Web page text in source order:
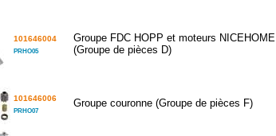
101646004
PRHO05
Groupe FDC HOPP et moteurs NICEHOME
(Groupe de pièces D)
101646006
PRHO07
Groupe couronne (Groupe de pièces F)